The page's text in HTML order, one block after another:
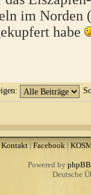
im Norden
habe
Kontakt| Facebook |
Powered by phpBB
Deutsche